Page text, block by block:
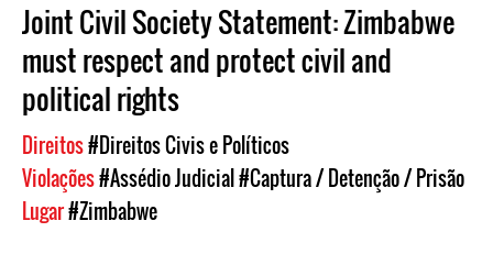
Joint Civil Society Statement: Zimbabwe
must respect and protect civil and
political rights
Direitos#Direitos Civis e Políticos
Violações#Assédio Judicial#Captura / Detenção / Prisão
Lugar#Zimbabwe